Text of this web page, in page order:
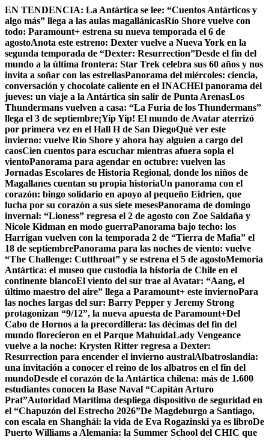
Skip
to
content
EN TENDENCIA: La Antártica se lee: “Cuentos Antárticos y
algo más” llega a las aulas magallánicasRío Shore vuelve con
todo: Paramount+ estrena su nueva temporada el 6 de
agostoAnota este estreno: Dexter vuelve a Nueva York en la
segunda temporada de “Dexter: Resurrection”Desde el fin del
mundo a la última frontera: Star Trek celebra sus 60 años y nos
invita a soñar con las estrellasPanorama del miércoles: ciencia,
conversación y chocolate caliente en el INACHEl panorama del
jueves: un viaje a la Antártica sin salir de Punta ArenasLos
Thundermans vuelven a casa: “La Furia de los Thundermans”
llega el 3 de septiembre¡Yip Yip! El mundo de Avatar aterrizó
por primera vez en el Hall H de San DiegoQué ver este
invierno: vuelve Río Shore y ahora hay alguien a cargo del
caosCien cuentos para escuchar mientras afuera sopla el
vientoPanorama para agendar en octubre: vuelven las
Jornadas Escolares de Historia Regional, donde los niños de
Magallanes cuentan su propia historiaUn panorama con el
corazón: bingo solidario en apoyo al pequeño Eidrien, que
lucha por su corazón a sus siete mesesPanorama de domingo
invernal: “Lioness” regresa el 2 de agosto con Zoe Saldaña y
Nicole Kidman en modo guerraPanorama bajo techo: los
Harrigan vuelven con la temporada 2 de “Tierra de Mafia” el
18 de septiembrePanorama para las noches de viento: vuelve
“The Challenge: Cutthroat” y se estrena el 5 de agostoMemoria
Antártica: el museo que custodia la historia de Chile en el
continente blancoEl viento del sur trae al Avatar: “Aang, el
último maestro del aire” llega a Paramount+ este inviernoPara
las noches largas del sur: Barry Pepper y Jeremy Strong
protagonizan “9/12”, la nueva apuesta de Paramount+Del
Cabo de Hornos a la precordillera: las décimas del fin del
mundo florecieron en el Parque MahuidaLady Vengeance
vuelve a la noche: Krysten Ritter regresa a Dexter:
Resurrection para encender el invierno australAlbatroslandia:
una invitación a conocer el reino de los albatros en el fin del
mundoDesde el corazón de la Antártica chilena: más de 1.600
estudiantes conocen la Base Naval “Capitán Arturo
Prat”Autoridad Marítima despliega dispositivo de seguridad en
el “Chapuzón del Estrecho 2026”De Magdeburgo a Santiago,
con escala en Shanghái: la vida de Eva Rogazinski ya es libroDe
Puerto Williams a Alemania: la Summer School del CHIC que